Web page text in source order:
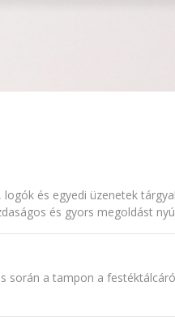
és egyedi üzenetek
és gyors megoldást
során a tampon a